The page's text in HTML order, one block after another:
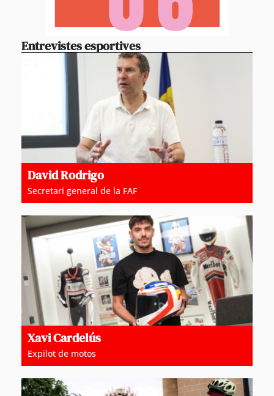
Entrevistes esportives
David Rodrigo
Secretari general de la FAF
Xavi Cardelús
Expilot de motos